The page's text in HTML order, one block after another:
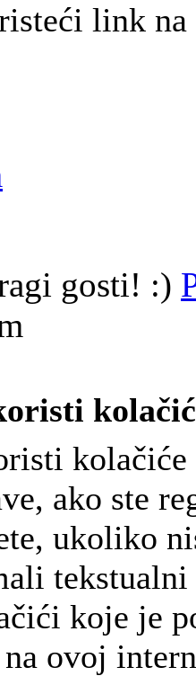
link na
gosti! :)
kolačiće
ako ste
ukoliko
koje je
ovoj